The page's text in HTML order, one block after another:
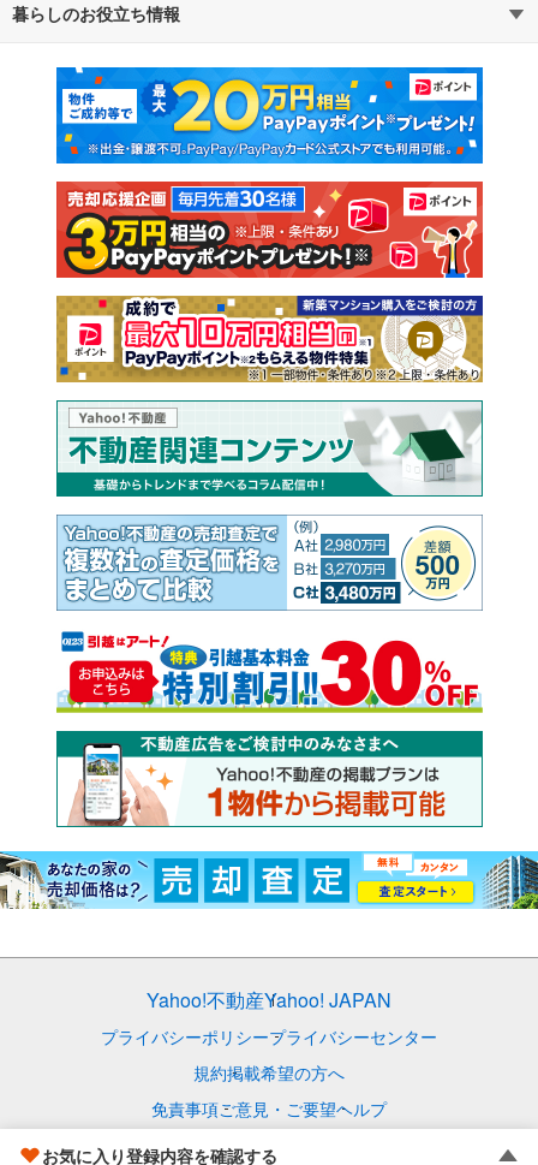
お気に入り登録内容を確認する
通勤・通学時間から探す
不動産・住宅
新築マンション 中古マンション
新築一戸建て 中古一戸建て
注文住宅 土地
売却査定
暮らしのお役立ち情報
マンションカタログ 教えて！住まいの先生
Yahoo!不動産Yahoo! JAPAN
プライバシーポリシープライバシーセンター
規約掲載希望の方へ
免責事項ご意見・ご要望ヘルプ
© LY Corporation